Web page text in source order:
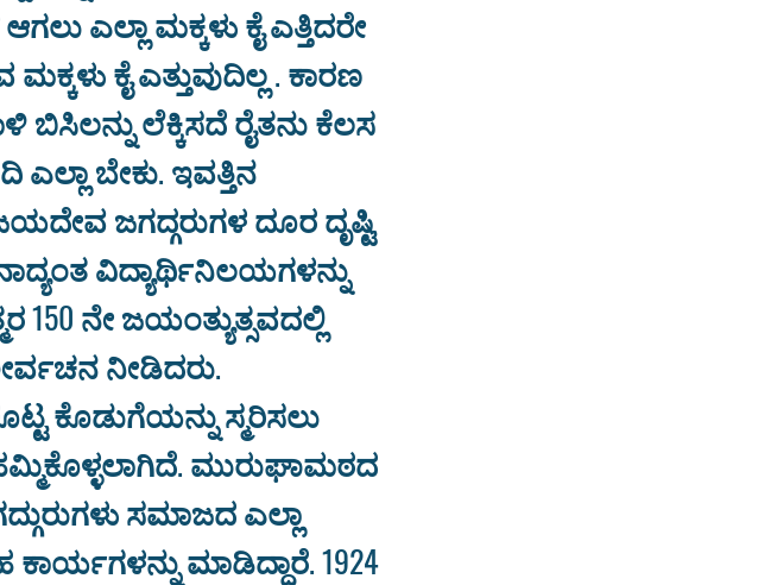
ಎಲ್ಲಾ ಮಕ್ಕಳು ಕೈ ಎತ್ತಿದರೇ
ಕೈ ಎತ್ತುವುದಿಲ್ಲ . ಕಾರಣ
ಲೆಕ್ಕಿಸದೆ ರೈತನು ಕೆಲಸ
ಬೇಕು. ಇವತ್ತಿನ
ಜಗದ್ಗರುಗಳ ದೂರ ದೃಷ್ಟಿ
ವಿದ್ಯಾರ್ಥಿನಿಲಯಗಳನ್ನು
ನೇ ಜಯಂತ್ಯುತ್ಸವದಲ್ಲಿ
ನೀಡಿದರು.
ಕೊಡುಗೆಯನ್ನು ಸ್ಮರಿಸಲು
ಮುರುಘಾಮಠದ
ಸಮಾಜದ ಎಲ್ಲಾ
ಮಾಡಿದ್ದಾರೆ. 1924